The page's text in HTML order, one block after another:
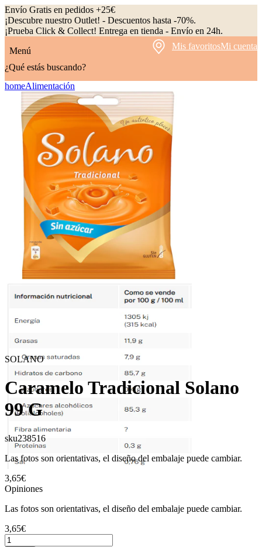
Envío Gratis en pedidos +25€
¡Descubre nuestro Outlet! - Descuentos hasta -70%.
¡Prueba Click & Collect! Entrega en tienda - Envío en 24h.
Menú
Mis favoritosMi cuenta
¿Qué estás buscando?
homeAlimentación
SOLANO
Caramelo Tradicional Solano
99 G
sku238516
Las fotos son orientativas, el diseño del embalaje puede cambiar.
3,65€
Opiniones
Las fotos son orientativas, el diseño del embalaje puede cambiar.
3,65€